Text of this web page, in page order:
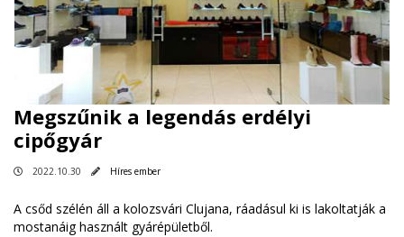
Megszűnik a legendás erdélyi
cipőgyár
2022.10.30 Híres ember
A csőd szélén áll a kolozsvári Clujana, ráadásul ki is lakoltatják a
mostanáig használt gyárépületből.